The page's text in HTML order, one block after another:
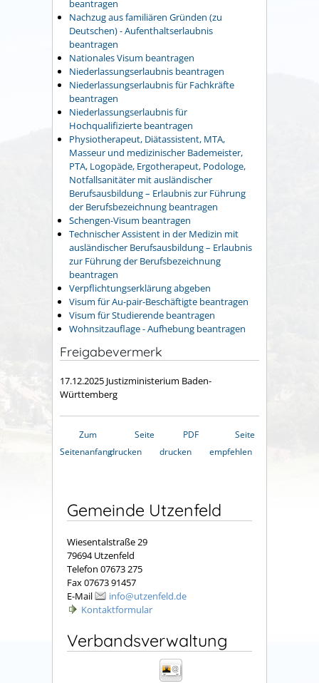
beantragen
Nachzug aus familiären Gründen (zu
Deutschen) - Aufenthaltserlaubnis
beantragen
Nationales Visum beantragen
Niederlassungserlaubnis beantragen
Niederlassungserlaubnis für Fachkräfte
beantragen
Niederlassungserlaubnis für
Hochqualifizierte beantragen
Physiotherapeut, Diätassistent, MTA,
Masseur und medizinischer Bademeister,
PTA, Logopäde, Ergotherapeut, Podologe,
Notfallsanitäter mit ausländischer
Berufsausbildung – Erlaubnis zur Führung
der Berufsbezeichnung beantragen
Schengen-Visum beantragen
Technischer Assistent in der Medizin mit
ausländischer Berufsausbildung – Erlaubnis
zur Führung der Berufsbezeichnung
beantragen
Verpflichtungserklärung abgeben
Visum für Au-pair-Beschäftigte beantragen
Visum für Studierende beantragen
Wohnsitzauflage - Aufhebung beantragen
Freigabevermerk
17.12.2025 Justizministerium Baden-
Württemberg
Zum
Seitenanfang
Seite
drucken
PDF
drucken
Seite
empfehlen
Gemeinde Utzenfeld
Wiesentalstraße 29
79694 Utzenfeld
Telefon 07673 275
Fax 07673 91457
E-Mail
info@utzenfeld.de
Kontaktformular
Verbandsverwaltung